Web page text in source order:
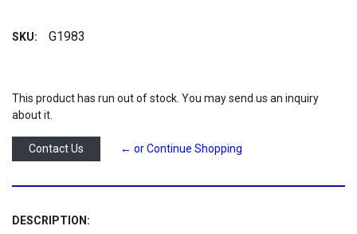
SKU: G1983
This product has run out of stock. You may send us an inquiry
about it.
Contact Us ← or Continue Shopping
DESCRIPTION: